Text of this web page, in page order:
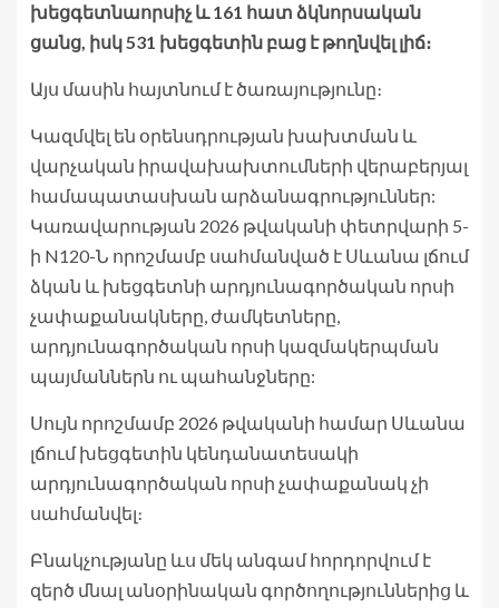
խեցգետնաորսիչ և 161 հատ ձկնորսական
ցանց, իսկ 531 խեցգետին բաց է թողնվել լիճ։
Այս մասին հայտնում է ծառայությունը։
Կազմվել են օրենսդրության խախտման և
վարչական իրավախախտումների վերաբերյալ
համապատասխան արձանագրություններ:
Կառավարության 2026 թվականի փետրվարի 5-
ի N120-Ն որոշմամբ սահմանված է Սևանա լճում
ձկան և խեցգետնի արդյունագործական որսի
չափաքանակները, ժամկետները,
արդյունագործական որսի կազմակերպման
պայմաններն ու պահանջները:
Սույն որոշմամբ 2026 թվականի համար Սևանա
լճում խեցգետին կենդանատեսակի
արդյունագործական որսի չափաքանակ չի
սահմանվել։
Բնակչությանը ևս մեկ անգամ հորդորվում է
զերծ մնալ անօրինական գործողություններից և